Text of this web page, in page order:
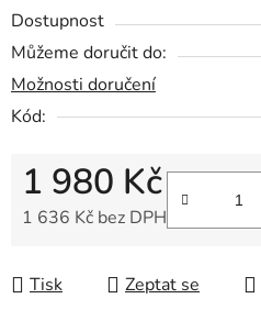
Dostupnost
Můžeme doručit do:
Možnosti doručení
Kód:
1 980 Kč
1 636 Kč bez DPH
Tisk Zeptat se